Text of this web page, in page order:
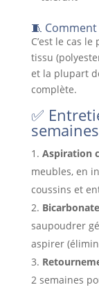
🧵
C’est le cas
tissu
et la plupart
complète.
✅
Aspiration
meubles, en
coussins et
saupoudrer
aspirer
2 semaines